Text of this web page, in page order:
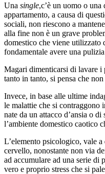
Una single,c’è un uomo o
appartamento, a causa di
sociali, non riescono a
alla fine non è un grave
domestico che viene utilizzato
fondamentale avere una
Magari dimenticarsi di lavare
tanto in tanto, si pensa che
Invece, in base alle ultime
le malattie che si contraggono
nate da un attacco d’ansia o
l’ambiente domestico caotico
L’elemento psicologico, vale
cervello, nonostante non via
ad accumulare ad una serie di
vero e proprio stress che si